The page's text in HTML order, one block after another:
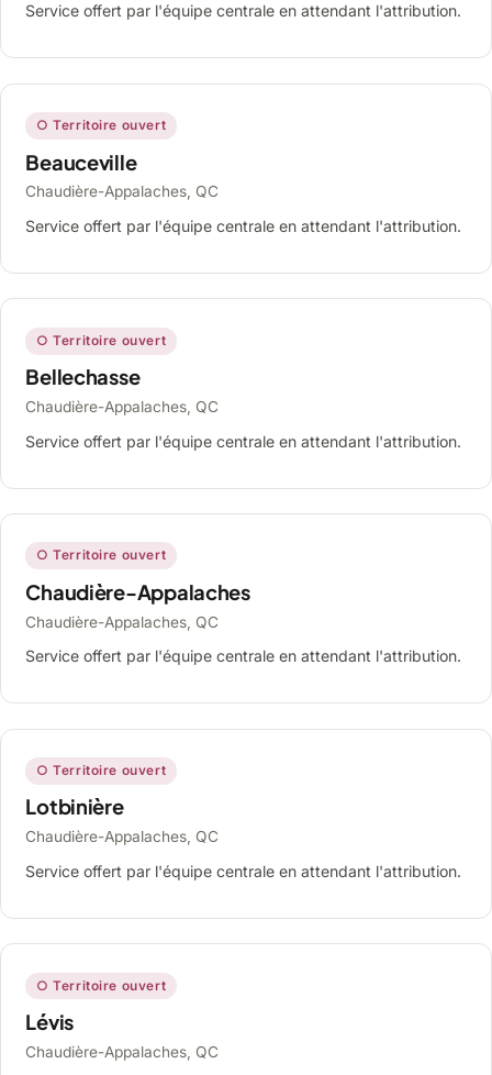
Service offert par l'équipe centrale en attendant l'attribution.
○ Territoire ouvert
Beauceville
Chaudière-Appalaches, QC
Service offert par l'équipe centrale en attendant l'attribution.
○ Territoire ouvert
Bellechasse
Chaudière-Appalaches, QC
Service offert par l'équipe centrale en attendant l'attribution.
○ Territoire ouvert
Chaudière-Appalaches
Chaudière-Appalaches, QC
Service offert par l'équipe centrale en attendant l'attribution.
○ Territoire ouvert
Lotbinière
Chaudière-Appalaches, QC
Service offert par l'équipe centrale en attendant l'attribution.
○ Territoire ouvert
Lévis
Chaudière-Appalaches, QC